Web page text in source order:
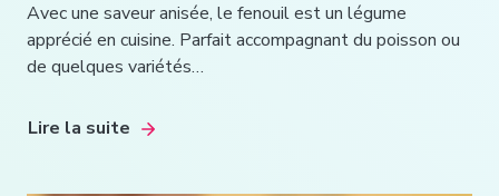
Avec une saveur anisée, le fenouil est un légume
apprécié en cuisine. Parfait accompagnant du poisson ou
de quelques variétés…
Lire la suite